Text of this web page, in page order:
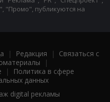
"Промо", публикуются на
| Редакция | Связаться с
|
|
Политика в сфере
данных
digital рекламы